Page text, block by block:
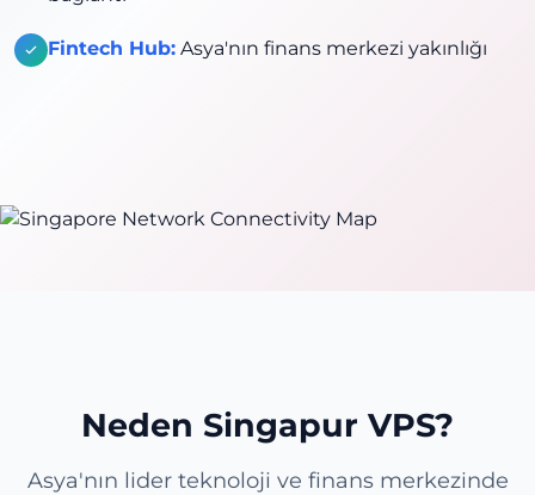
Fintech Hub: Asya'nın finans merkezi yakınlığı
Neden Singapur VPS?
Asya'nın lider teknoloji ve finans merkezinde